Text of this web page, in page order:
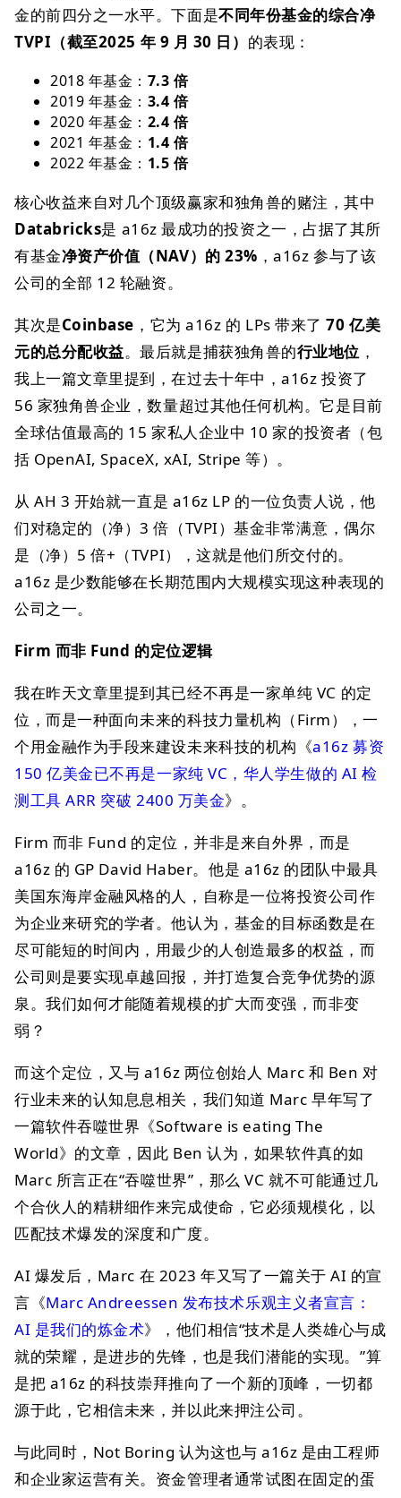
金的前四分之一水平。下面是不同年份基金的综合净
TVPI（截至2025 年 9 月 30 日） 的表现：
2018 年基金： 7.3 倍
2019 年基金： 3.4 倍
2020 年基金： 2.4 倍
2021 年基金： 1.4 倍
2022 年基金： 1.5 倍
核心收益来自对几个顶级赢家和独角兽的赌注，其中
Databricks是 a16z 最成功的投资之一，占据了其所
有基金净资产价值（NAV）的 23% ，a16z 参与了该
公司的全部 12 轮融资。
其次是Coinbase ，它为 a16z 的 LPs 带来了70 亿美
元的总分配收益。最后就是捕获独角兽的行业地位 ，
我上一篇文章里提到，在过去十年中，a16z 投资了
56 家独角兽企业，数量超过其他任何机构。它是目前
全球估值最高的 15 家私人企业中 10 家的投资者（包
括 OpenAI, SpaceX, xAI, Stripe 等）。
从 AH 3 开始就一直是 a16z LP 的一位负责人说，他
们对稳定的（净）3 倍（TVPI）基金非常满意，偶尔
是（净）5 倍+（TVPI），这就是他们所交付的。
a16z 是少数能够在长期范围内大规模实现这种表现的
公司之一。
Firm 而非 Fund 的定位逻辑
我在昨天文章里提到其已经不再是一家单纯 VC 的定
位，而是一种面向未来的科技力量机构（Firm），一
个用金融作为手段来建设未来科技的机构《a16z 募资
150 亿美金已不再是一家纯 VC，华人学生做的 AI 检
测工具 ARR 突破 2400 万美金》。
Firm 而非 Fund 的定位，并非是来自外界，而是
a16z 的 GP David Haber。他是 a16z 的团队中最具
美国东海岸金融风格的人，自称是一位将投资公司作
为企业来研究的学者。他认为，基金的目标函数是在
尽可能短的时间内，用最少的人创造最多的权益，而
公司则是要实现卓越回报，并打造复合竞争优势的源
泉。我们如何才能随着规模的扩大而变强，而非变
弱？
而这个定位，又与 a16z 两位创始人 Marc 和 Ben 对
行业未来的认知息息相关，我们知道 Marc 早年写了
一篇软件吞噬世界《Software is eating The
World》的文章，因此 Ben 认为，如果软件真的如
Marc 所言正在“吞噬世界”，那么 VC 就不可能通过几
个合伙人的精耕细作来完成使命，它必须规模化，以
匹配技术爆发的深度和广度。
AI 爆发后，Marc 在 2023 年又写了一篇关于 AI 的宣
言《Marc Andreessen 发布技术乐观主义者宣言：
AI 是我们的炼金术》，他们相信“技术是人类雄心与成
就的荣耀，是进步的先锋，也是我们潜能的实现。”算
是把 a16z 的科技崇拜推向了一个新的顶峰，一切都
源于此，它相信未来，并以此来押注公司。
与此同时，Not Boring 认为这也与 a16z 是由工程师
和企业家运营有关。资金管理者通常试图在固定的蛋